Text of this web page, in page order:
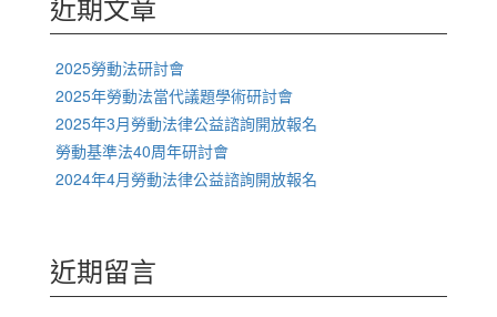
2025勞動法研討會
2025年勞動法當代議題學術研討會
2025年3月勞動法律公益諮詢開放報名
勞動基準法40周年研討會
2024年4月勞動法律公益諮詢開放報名
近期留言